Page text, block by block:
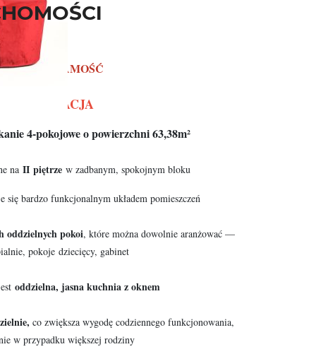
- OS. ZAMOŚĆ
REZERWACJA
4-pokojowe o powierzchni 63,38m²
na II piętrze w zadbanym, spokojnym bloku
się bardzo funkcjonalnym układem pomieszczeń
oddzielnych pokoi, które można dowolnie aranżować —
pokoje dziecięcy, gabinet
oddzielna, jasna kuchnia z oknem
co zwiększa wygodę codziennego funkcjonowania,
w przypadku większej rodziny